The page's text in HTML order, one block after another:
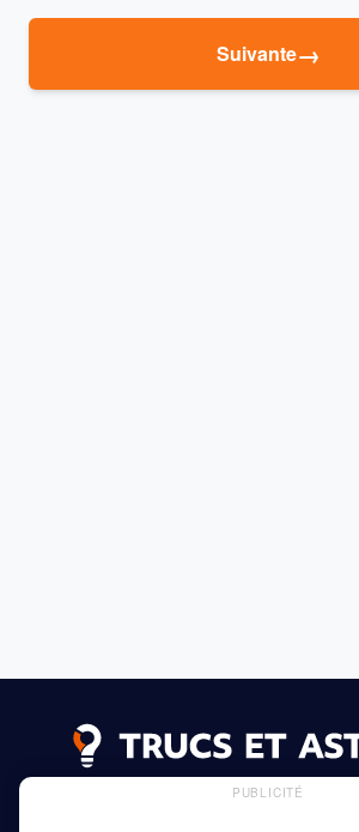
Suivante→
PUBLICITÉ